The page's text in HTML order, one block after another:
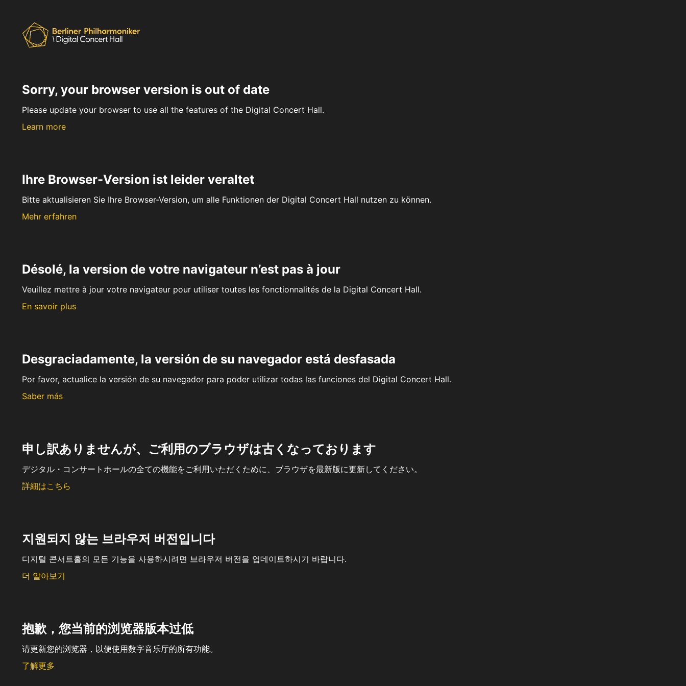
Sorry, your browser version is out of date
Please update your browser to use all the features of the Digital Concert Hall.
Learn more
Ihre Browser-Version ist leider veraltet
Bitte aktualisieren Sie Ihre Browser-Version, um alle Funktionen der Digital Concert Hall nutzen zu können.
Mehr erfahren
Désolé, la version de votre navigateur n’est pas à jour
Veuillez mettre à jour votre navigateur pour utiliser toutes les fonctionnalités de la Digital Concert Hall.
En savoir plus
Desgraciadamente, la versión de su navegador está desfasada
Por favor, actualice la versión de su navegador para poder utilizar todas las funciones del Digital Concert Hall.
Saber más
申し訳ありませんが、ご利用のブラウザは古くなっております
デジタル・コンサートホールの全ての機能をご利用いただくために、ブラウザを最新版に更新してください。
詳細はこちら
지원되지 않는 브라우저 버전입니다
디지털 콘서트홀의 모든 기능을 사용하시려면 브라우저 버전을 업데이트하시기 바랍니다.
더 알아보기
抱歉，您当前的浏览器版本过低
请更新您的浏览器，以便使用数字音乐厅的所有功能。
了解更多